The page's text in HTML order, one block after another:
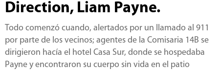
Direction, Liam Payne.
Todo comenzó cuando, alertados por un llamado al 911
por parte de los vecinos; agentes de la Comisaria 14B se
dirigieron hacía el hotel Casa Sur, donde se hospedaba
Payne y encontraron su cuerpo sin vida en el patio